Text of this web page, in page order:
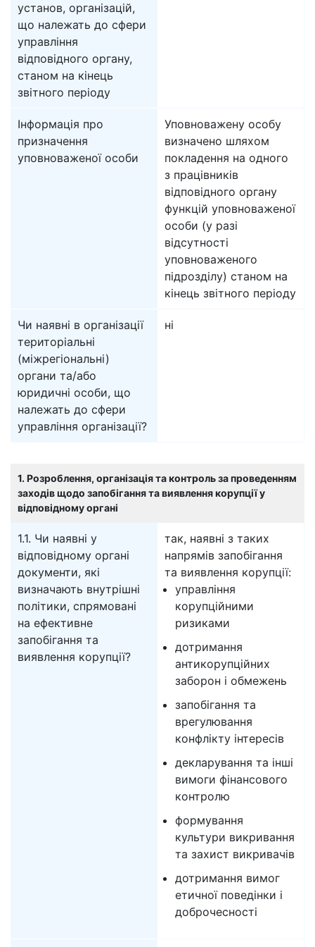
установ, організацій,
що належать до сфери
управління
відповідного органу,
станом на кінець
звітного періоду
Інформація про
призначення
уповноваженої особи
Уповноважену особу
визначено шляхом
покладення на одного
з працівників
відповідного органу
функцій уповноваженої
особи (у разі
відсутності
уповноваженого
підрозділу) станом на
кінець звітного періоду
Чи наявні в організації
територіальні
(міжрегіональні)
органи та/або
юридичні особи, що
належать до сфери
управління організації?
ні
1. Розроблення, організація та контроль за проведенням
заходів щодо запобігання та виявлення корупції у
відповідному органі
1.1. Чи наявні у
відповідному органі
документи, які
визначають внутрішні
політики, спрямовані
на ефективне
запобігання та
виявлення корупції?
так, наявні з таких
напрямів запобігання
та виявлення корупції:
управління
корупційними
ризиками
дотримання
антикорупційних
заборон і обмежень
запобігання та
врегулювання
конфлікту інтересів
декларування та інші
вимоги фінансового
контролю
формування
культури викривання
та захист викривачів
дотримання вимог
етичної поведінки і
доброчесності